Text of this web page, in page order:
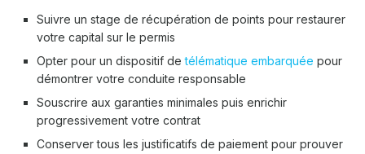
Suivre un stage de récupération de points pour restaurer
votre capital sur le permis
Opter pour un dispositif detélématique embarquée pour
démontrer votre conduite responsable
Souscrire aux garanties minimales puis enrichir
progressivement votre contrat
Conserver tous les justificatifs de paiement pour prouver